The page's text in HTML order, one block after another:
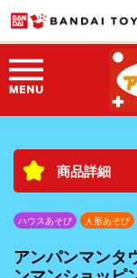
商品詳細
ハウスあそび 人形あそび
アンパンマン